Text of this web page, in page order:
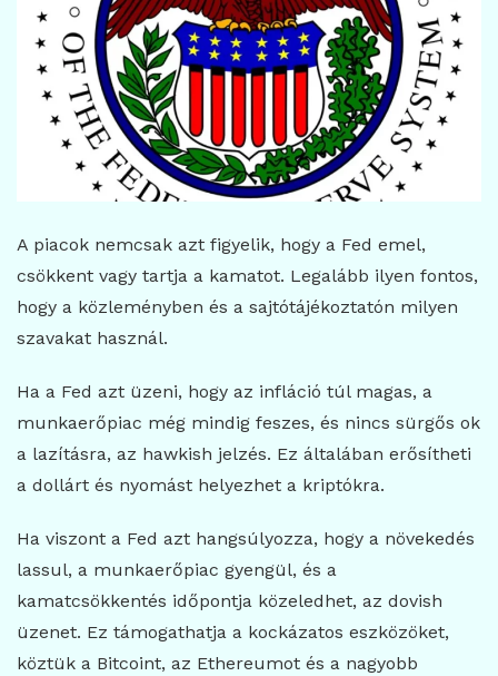
A piacok nemcsak azt figyelik, hogy a Fed emel,
csökkent vagy tartja a kamatot. Legalább ilyen fontos,
hogy a közleményben és a sajtótájékoztatón milyen
szavakat használ.
Ha a Fed azt üzeni, hogy az infláció túl magas, a
munkaerőpiac még mindig feszes, és nincs sürgős ok
a lazításra, az hawkish jelzés. Ez általában erősítheti
a dollárt és nyomást helyezhet a kriptókra.
Ha viszont a Fed azt hangsúlyozza, hogy a növekedés
lassul, a munkaerőpiac gyengül, és a
kamatcsökkentés időpontja közeledhet, az dovish
üzenet. Ez támogathatja a kockázatos eszközöket,
köztük a Bitcoint, az Ethereumot és a nagyobb